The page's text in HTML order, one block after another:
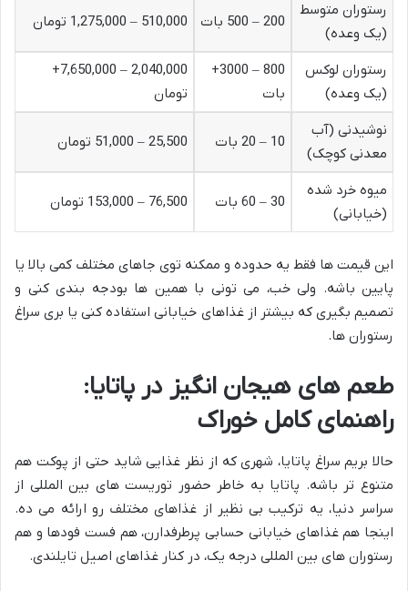
رستوران متوسط
(یک وعده)
200 – 500 بات 510,000 – 1,275,000 تومان
رستوران لوکس
(یک وعده)
800 – 3000+
بات
2,040,000 – 7,650,000+
تومان
نوشیدنی (آب
معدنی کوچک)
10 – 20 بات 25,500 – 51,000 تومان
میوه خرد شده
(خیابانی)
30 – 60 بات 76,500 – 153,000 تومان
این قیمت ها فقط یه حدوده و ممکنه توی جاهای مختلف کمی بالا یا
پایین باشه. ولی خب، می تونی با همین ها بودجه بندی کنی و
تصمیم بگیری که بیشتر از غذاهای خیابانی استفاده کنی یا بری سراغ
رستوران ها.
طعم های هیجان انگیز در پاتایا:
راهنمای کامل خوراک
حالا بریم سراغ پاتایا، شهری که از نظر غذایی شاید حتی از پوکت هم
متنوع تر باشه. پاتایا به خاطر حضور توریست های بین المللی از
سراسر دنیا، یه ترکیب بی نظیر از غذاهای مختلف رو ارائه می ده.
اینجا هم غذاهای خیابانی حسابی پرطرفدارن، هم فست فودها و هم
رستوران های بین المللی درجه یک، در کنار غذاهای اصیل تایلندی.